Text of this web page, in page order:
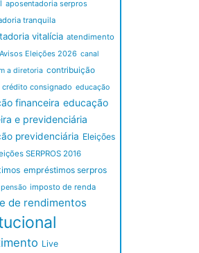
aposentadoria serpros
tranquila
vitalícia atendimento
Avisos Eleições 2026 canal
a diretoria contribuição
crédito consignado educação
financeira educação
e previdenciária
previdenciária Eleições
SERPROS 2016
empréstimos serpros
imposto de renda
de rendimentos
Live